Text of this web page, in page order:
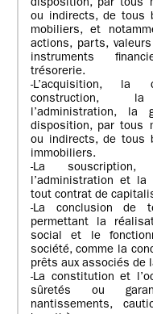
disposition, par tous
ou indirects, de tous
mobiliers, et
actions, parts,
instruments
trésorerie.
-L’acquisition, la
construction,
l’administration,
disposition, par tous
ou indirects, de tous
immobiliers.
-La
l’administration et
tout contrat de
-La conclusion de
permettant la
social et le
société, comme la
prêts aux associés de
-La constitution et
sûretés ou
nantissements,